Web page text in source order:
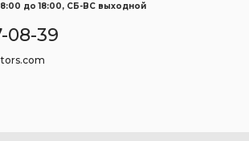
до 18:00, СБ-ВС выходной
08-39